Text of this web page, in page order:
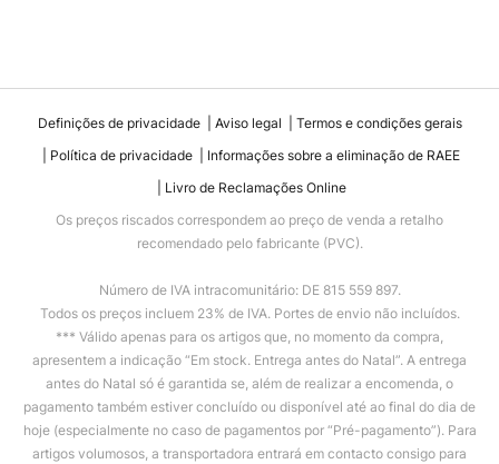
Definições de privacidade Aviso legal
Termos e condições gerais
Política de privacidade
Informações sobre a eliminação de RAEE
Livro de Reclamações Online
Os preços riscados correspondem ao preço de venda a retalho
recomendado pelo fabricante (PVC).
Número de IVA intracomunitário: DE 815 559 897.
Todos os preços incluem 23% de IVA. Portes de envio não incluídos.
*** Válido apenas para os artigos que, no momento da compra,
apresentem a indicação “Em stock. Entrega antes do Natal”. A entrega
antes do Natal só é garantida se, além de realizar a encomenda, o
pagamento também estiver concluído ou disponível até ao final do dia de
hoje (especialmente no caso de pagamentos por “Pré-pagamento”). Para
artigos volumosos, a transportadora entrará em contacto consigo para